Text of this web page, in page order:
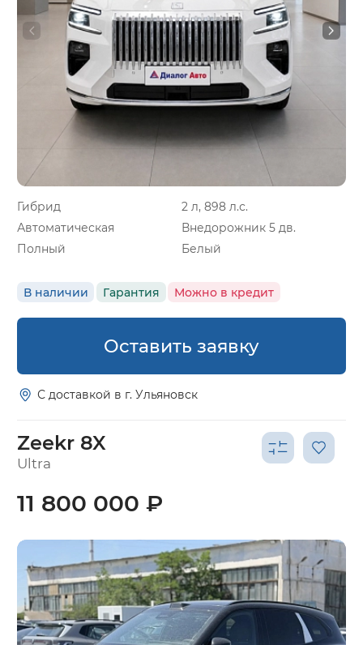
Гибрид
2 л, 898 л.с.
Автоматическая
Внедорожник 5 дв.
Полный
Белый
В наличии Гарантия Можно в кредит
Оставить заявку
С доставкой в г. Ульяновск
Zeekr 8X
Ultra
11 800 000 ₽